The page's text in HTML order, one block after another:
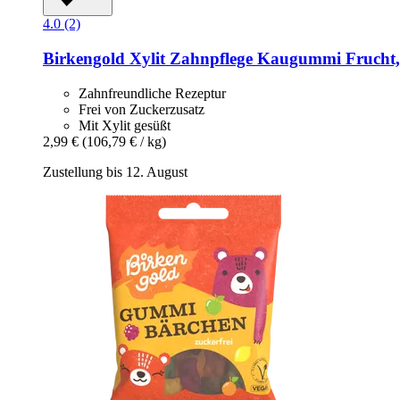
4.0 (2)
Birkengold Xylit Zahnpflege Kaugummi
Zahnfreundliche Rezeptur
Frei von Zuckerzusatz
Mit Xylit gesüßt
2,99 € (106,79 € / kg)
Zustellung bis 12. August